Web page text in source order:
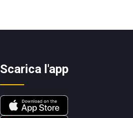
Scarica l'app